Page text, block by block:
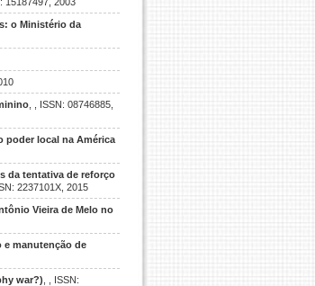
o Ministério da
, , ISSN: 08746885,
poder local na América
da tentativa de reforço
2237101X, 2015
Vieira de Melo no
e manutenção de
war?) , , ISSN: